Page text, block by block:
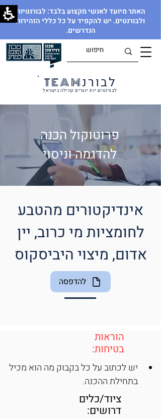
האתר מיועד לאנשי מקצוע בלבד: לבורנטיות
ולבורנטים. יש להקפיד על כל כללי הזהירות
הנדרשים.
לבורנTEAM
לבורנטים.יות יוצרים קהילה בישראל
פרוטוקול הכנה
להדגמה וניסוי
אינדיקטורים מהטבע
לחומציות מי כרוב, יין
אדום, מיצוי היביסקוס
להדפסה
הוראות
בטיחות:
יש לכתוב על כל בקבוק מה הוא מכיל
בתחילת ההכנה.
ציוד/כלים
דרושים: